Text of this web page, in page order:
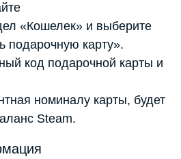
«Кошелек» и выберите
подарочную карту».
код подарочной карты и
номиналу карты, будет
Steam.